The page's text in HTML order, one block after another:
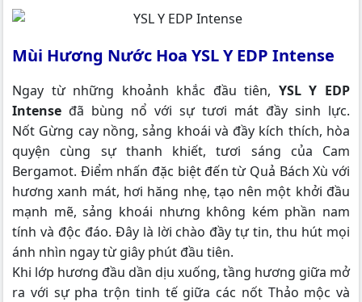
Mùi Hương Nước Hoa YSL Y EDP Intense
Ngay từ những khoảnh khắc đầu tiên, YSL Y EDP
Intense đã bùng nổ với sự tươi mát đầy sinh lực.
Nốt Gừng cay nồng, sảng khoái và đầy kích thích, hòa
quyện cùng sự thanh khiết, tươi sáng của Cam
Bergamot. Điểm nhấn đặc biệt đến từ Quả Bách Xù với
hương xanh mát, hơi hăng nhẹ, tạo nên một khởi đầu
mạnh mẽ, sảng khoái nhưng không kém phần nam
tính và độc đáo. Đây là lời chào đầy tự tin, thu hút mọi
ánh nhìn ngay từ giây phút đầu tiên.
Khi lớp hương đầu dần dịu xuống, tầng hương giữa mở
ra với sự pha trộn tinh tế giữa các nốt Thảo mộc và